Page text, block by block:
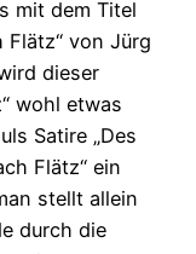
mit dem Titel
Flätz“ von Jürg
dieser
wohl etwas
Satire „Des
Flätz“ ein
stellt allein
durch die